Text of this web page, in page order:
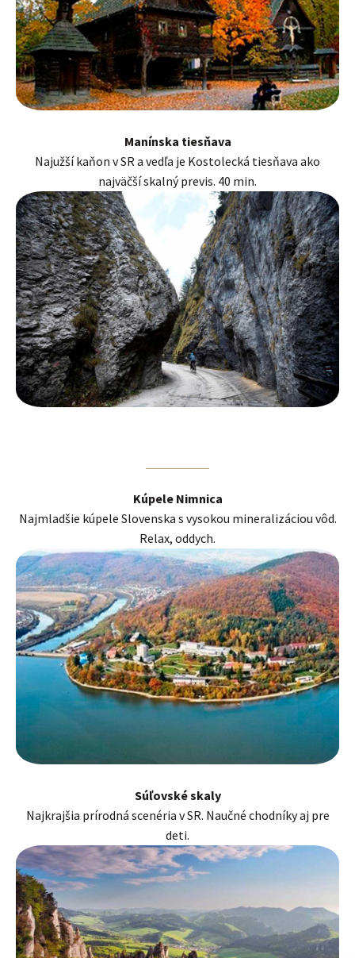
Manínska tiesňava
Najužší kaňon v SR a vedľa je Kostolecká tiesňava ako
najväčší skalný previs. 40 min.
Kúpele Nimnica
Najmladšie kúpele Slovenska s vysokou mineralizáciou vôd.
Relax, oddych.
Súľovské skaly
Najkrajšia prírodná scenéria v SR. Naučné chodníky aj pre
deti.